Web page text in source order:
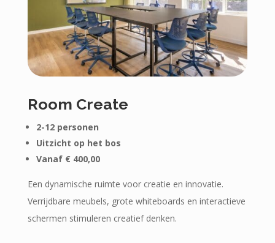
Room Create
2-12 personen
Uitzicht op het bos
Vanaf € 400,00
Een dynamische ruimte voor creatie en innovatie.
Verrijdbare meubels, grote whiteboards en interactieve
schermen stimuleren creatief denken.